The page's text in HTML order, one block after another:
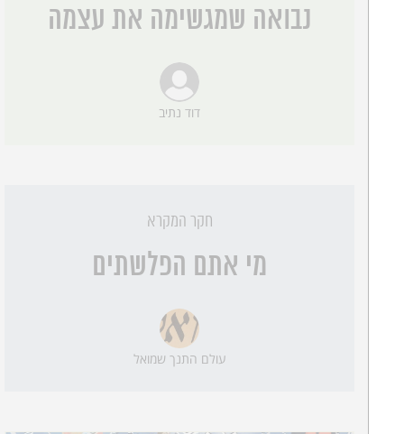
נבואה שמגשימה את עצמה
דוד נתיב
חקר המקרא
מי אתם הפלשתים
עולם התנך שמואל